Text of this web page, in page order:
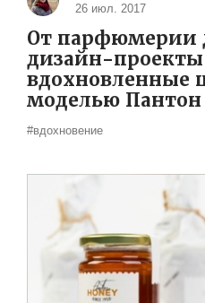
26 июл. 2017
От парфюмерии
дизайн-
вдохновленные
моделью Пантон
#вдохновение